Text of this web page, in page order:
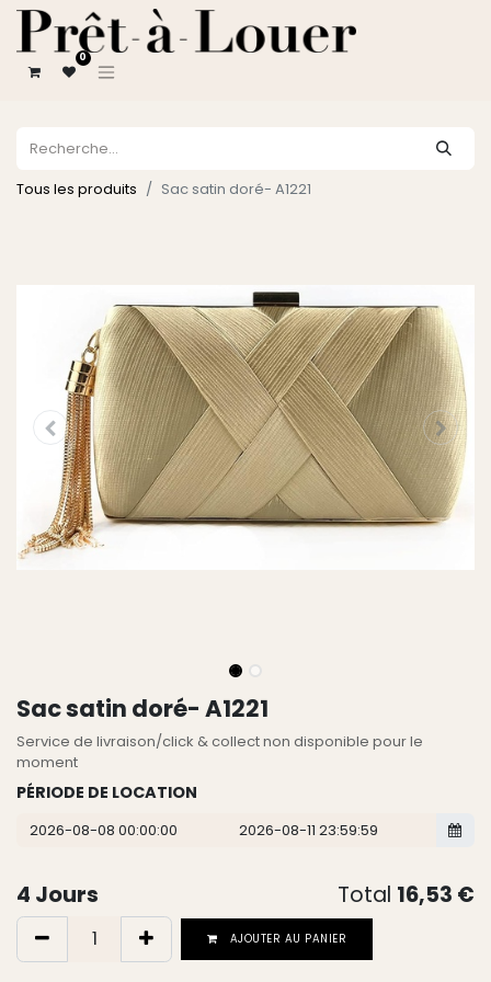
0
Tous les produits Sac satin doré- A1221
Sac satin doré- A1221
Service de livraison/click & collect non disponible pour le
moment
PÉRIODE DE LOCATION
4 Jours Total 16,53 €
AJOUTER AU PANIER